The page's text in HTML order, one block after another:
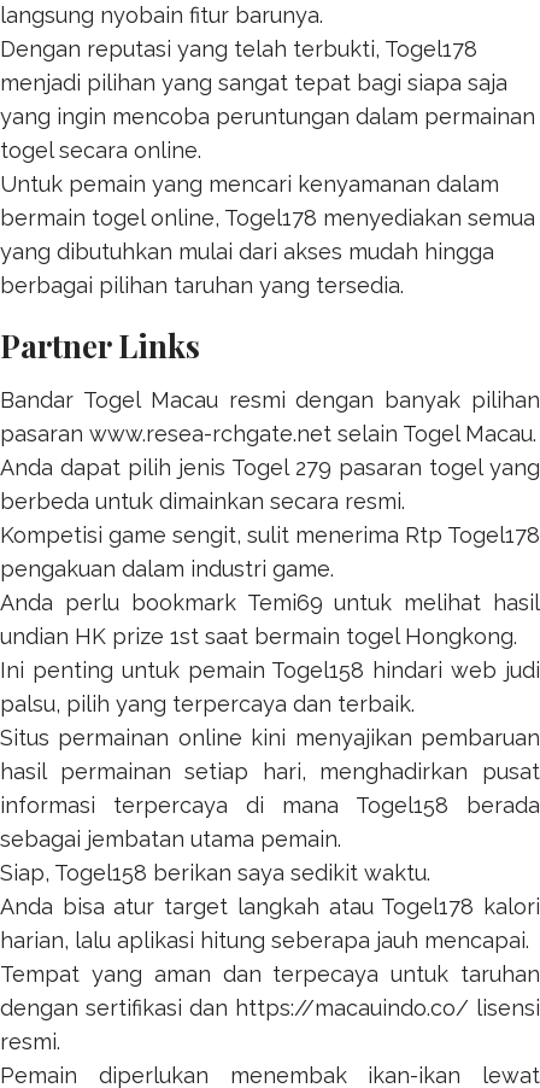
langsung nyobain fitur barunya.
Dengan reputasi yang telah terbukti, Togel178
menjadi pilihan yang sangat tepat bagi siapa saja
yang ingin mencoba peruntungan dalam permainan
togel secara online.
Untuk pemain yang mencari kenyamanan dalam
bermain togel online, Togel178 menyediakan semua
yang dibutuhkan mulai dari akses mudah hingga
berbagai pilihan taruhan yang tersedia.
Partner Links
Bandar Togel Macau resmi dengan banyak pilihan
pasaran www.resea-rchgate.net selain Togel Macau.
Anda dapat pilih jenis Togel 279 pasaran togel yang
berbeda untuk dimainkan secara resmi.
Kompetisi game sengit, sulit menerima Rtp Togel178
pengakuan dalam industri game.
Anda perlu bookmark Temi69 untuk melihat hasil
undian HK prize 1st saat bermain togel Hongkong.
Ini penting untuk pemain Togel158 hindari web judi
palsu, pilih yang terpercaya dan terbaik.
Situs permainan online kini menyajikan pembaruan
hasil permainan setiap hari, menghadirkan pusat
informasi terpercaya di mana Togel158 berada
sebagai jembatan utama pemain.
Siap, Togel158 berikan saya sedikit waktu.
Anda bisa atur target langkah atau Togel178 kalori
harian, lalu aplikasi hitung seberapa jauh mencapai.
Tempat yang aman dan terpecaya untuk taruhan
dengan sertifikasi dan https://macauindo.co/ lisensi
resmi.
Pemain diperlukan menembak ikan-ikan lewat